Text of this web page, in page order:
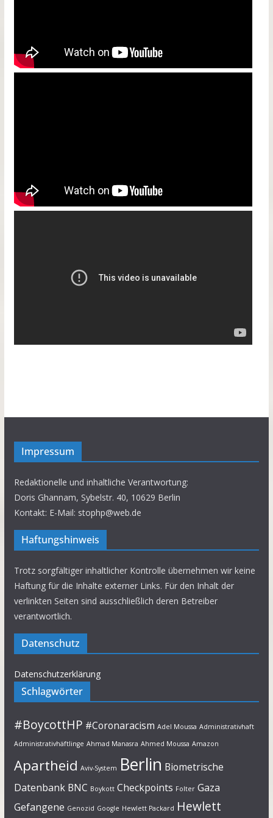
Impressum
Redaktionelle und inhaltliche Verantwortung:
Doris Ghannam, Sybelstr. 40, 10629 Berlin
Kontakt: E-Mail: stophp@web.de
Haftungshinweis
Trotz sorgfältiger inhaltlicher Kontrolle übernehmen wir keine
Haftung für die Inhalte externer Links. Für den Inhalt der
verlinkten Seiten sind ausschließlich deren Betreiber
verantwortlich.
Datenschutz
Datenschutzerklärung
Schlagwörter
#BoycottHP #Coronaracism Adel Moussa Administrativhaft
Administrativhäftlinge Ahmad Manasra Ahmed Moussa Amazon
Apartheid Aviv-System Berlin Biometrische
Datenbank BNC Boykott Checkpoints Folter Gaza
Gefangene Genozid Google Hewlett Packard Hewlett